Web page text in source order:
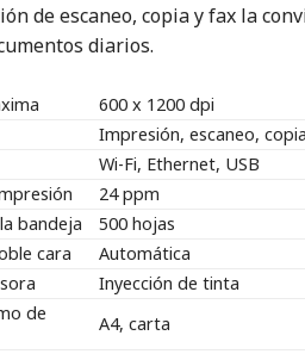
de escaneo, copia y fax la
diarios.
600 x 1200 dpi
Impresión, escaneo,
Wi-Fi, Ethernet, USB
24 ppm
bandeja
500 hojas
cara
Automática
Inyección de tinta
de
A4, carta